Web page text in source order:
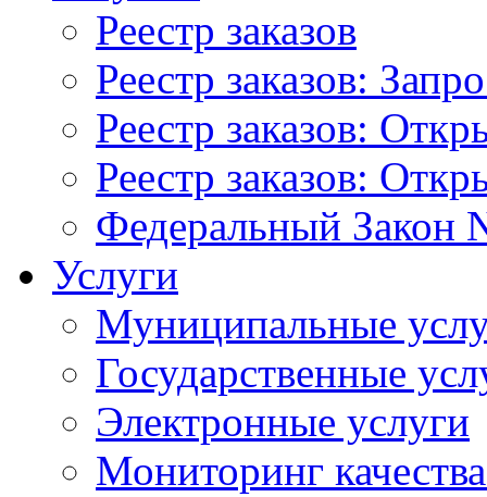
Реестр заказов
Реестр заказов:
Реестр заказов:
Реестр заказов:
Федеральный Закон
Услуги
Муниципальные
Государственные
Электронные услуги
Мониторинг